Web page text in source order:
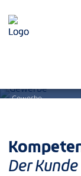
Gewerbe
Der